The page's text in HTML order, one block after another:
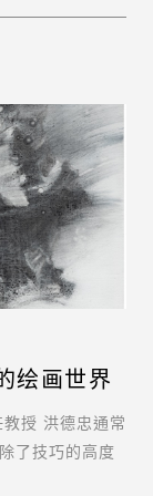
绘画世界
授 洪德忠通常
了技巧的高度